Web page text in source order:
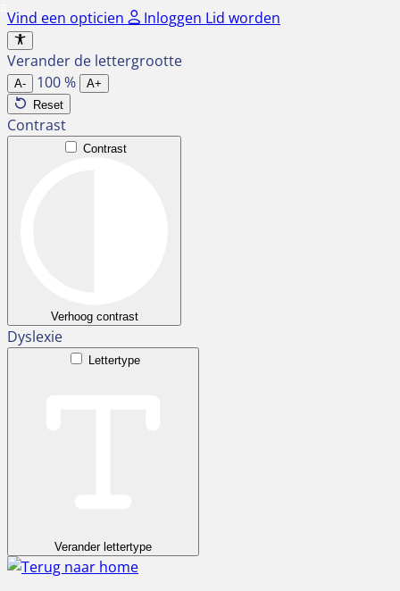
Ga
naar
de
inhoud
Vind een opticien Inloggen Lid worden
Verander de lettergrootte
A- 100%
A+
Reset
Contrast
Contrast
Verhoog contrast
Dyslexie
Lettertype
Verander lettertype